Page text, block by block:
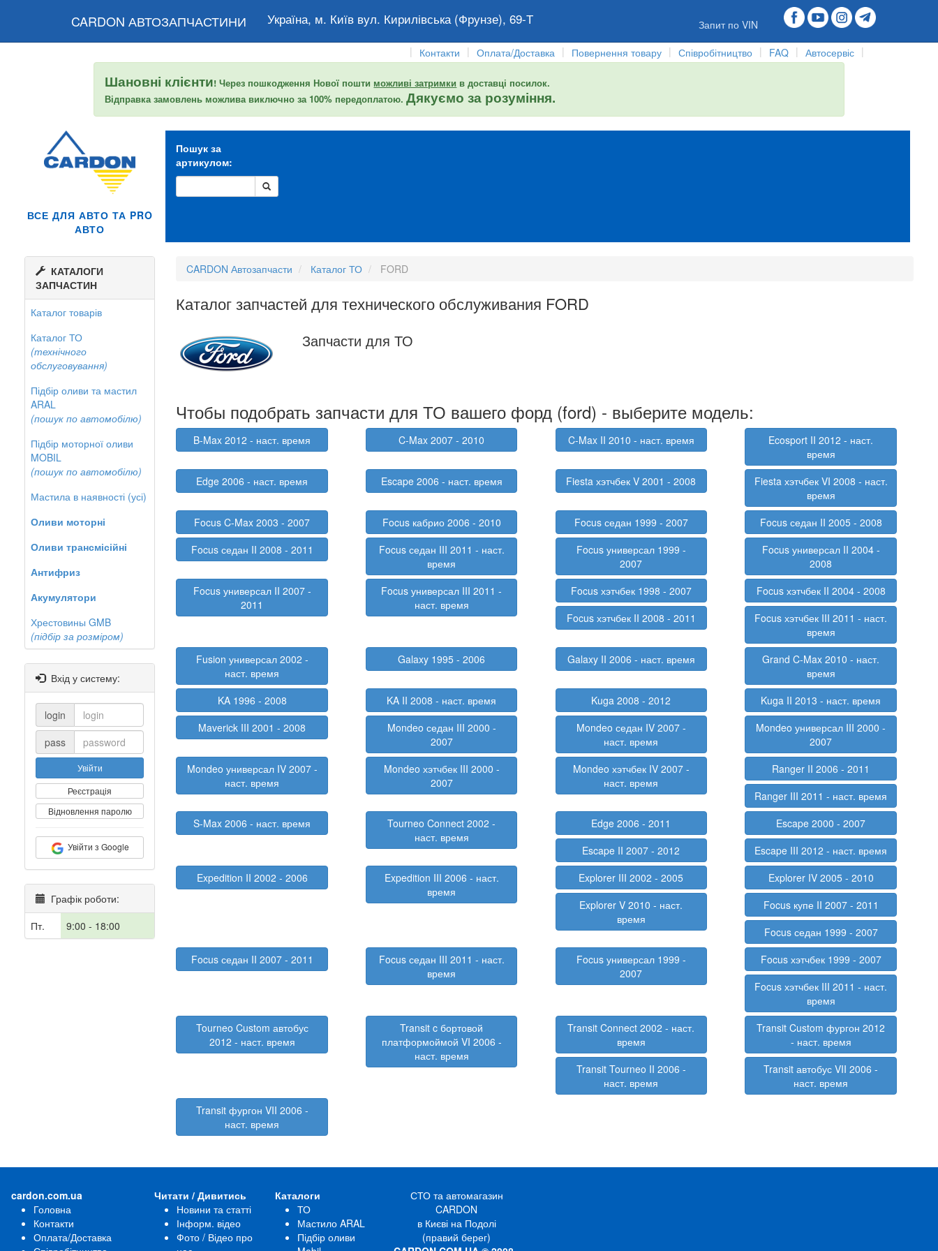
CARDON АВТОЗАПЧАСТИНИ Україна, м. Київ вул. Кирилівська (Фрунзе), 69-Т
Запит по VIN
|
Контакти | Оплата/Доставка | Повернення товару | Співробітництво | FAQ | Автосервіс |
Шановні клієнти! Через пошкодження Нової пошти можливі затримки в доставці посилок.
Відправка замовлень можлива виключно за 100% передоплатою.Дякуємо за розуміння.
ВСЕ ДЛЯ АВТО ТА PRO
АВТО
Пошук за
артикулом:
КАТАЛОГИ
ЗАПЧАСТИН
Каталог товарів
Каталог ТО
(технічного
обслуговування)
Підбір оливи та мастил
ARAL
(пошук по автомобілю)
Підбір моторної оливи
MOBIL
(пошук по автомобілю)
Мастила в наявності (усі)
Оливи моторні
Оливи трансмісійні
Антифриз
Акумулятори
Хрестовины GMB
(підбір за розміром)
Вхід у систему:
login
pass
Увійти
Реєстрація
Відновлення паролю
Увійти з Google
Графік роботи:
Пт.
9:00 - 18:00
CARDON Автозапчасти Каталог ТО FORD
Каталог запчастей для технического обслуживания FORD
Запчасти для ТО
Чтобы подобрать запчасти для ТО вашего форд (ford) - выберите модель:
B-Max 2012 - наст. время C-Max 2007 - 2010 C-Max II 2010 - наст. время
Ecosport II 2012 - наст.
время
Edge 2006 - наст. время
Escape 2006 - наст. время Fiesta хэтчбек V 2001 - 2008
Fiesta хэтчбек VI 2008 - наст.
время
Focus C-Max 2003 - 2007
Focus кабрио 2006 - 2010 Focus седан 1999 - 2007
Focus седан II 2005 - 2008
Focus седан II 2008 - 2011
Focus седан III 2011 - наст.
время
Focus универсал 1999 -
2007
Focus универсал II 2004 -
2008
Focus универсал II 2007 -
2011
Focus универсал III 2011 -
наст. время
Focus хэтчбек 1998 - 2007
Focus хэтчбек II 2004 - 2008
Focus хэтчбек II 2008 - 2011
Focus хэтчбек III 2011 - наст.
время
Fusion универсал 2002 -
наст. время
Galaxy 1995 - 2006 Galaxy II 2006 - наст. время
Grand C-Max 2010 - наст.
время
KA 1996 - 2008
KA II 2008 - наст. время Kuga 2008 - 2012
Kuga II 2013 - наст. время
Maverick III 2001 - 2008
Mondeo седан III 2000 -
2007
Mondeo седан IV 2007 -
наст. время
Mondeo универсал III 2000 -
2007
Mondeo универсал IV 2007 -
наст. время
Mondeo хэтчбек III 2000 -
2007
Mondeo хэтчбек IV 2007 -
наст. время
Ranger II 2006 - 2011
Ranger III 2011 - наст. время
S-Max 2006 - наст. время
Tourneo Connect 2002 -
наст. время
Edge 2006 - 2011
Escape 2000 - 2007
Escape II 2007 - 2012
Escape III 2012 - наст. время
Expedition II 2002 - 2006
Expedition III 2006 - наст.
время
Explorer III 2002 - 2005
Explorer IV 2005 - 2010
Explorer V 2010 - наст.
время
Focus купе II 2007 - 2011
Focus седан 1999 - 2007
Focus седан II 2007 - 2011
Focus седан III 2011 - наст.
время
Focus универсал 1999 -
2007
Focus хэтчбек 1999 - 2007
Focus хэтчбек III 2011 - наст.
время
Tourneo Custom автобус
2012 - наст. время
Transit c бортовой
платформоймой VI 2006 -
наст. время
Transit Connect 2002 - наст.
время
Transit Custom фургон 2012
- наст. время
Transit Tourneo II 2006 -
наст. время
Transit автобус VII 2006 -
наст. время
Transit фургон VII 2006 -
наст. время
cardon.com.ua
Головна
Контакти
Оплата/Доставка
Читати / Дивитись
Новини та статті
Інформ. відео
Фото / Відео про
Каталоги
ТО
Мастило ARAL
Підбір оливи
СТО та автомагазин
CARDON
в Києві на Подолі
(правий берег)